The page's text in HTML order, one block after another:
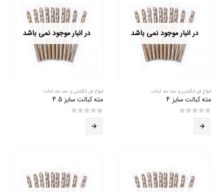
در انبار موجود نمی باشد
انواع فرز انگشتی و مته, مته کبالت
مته کبالت سایز 4
در انبار موجود نمی باشد
انواع فرز انگشتی و مته, مته کبالت
مته کبالت سایز 4.5